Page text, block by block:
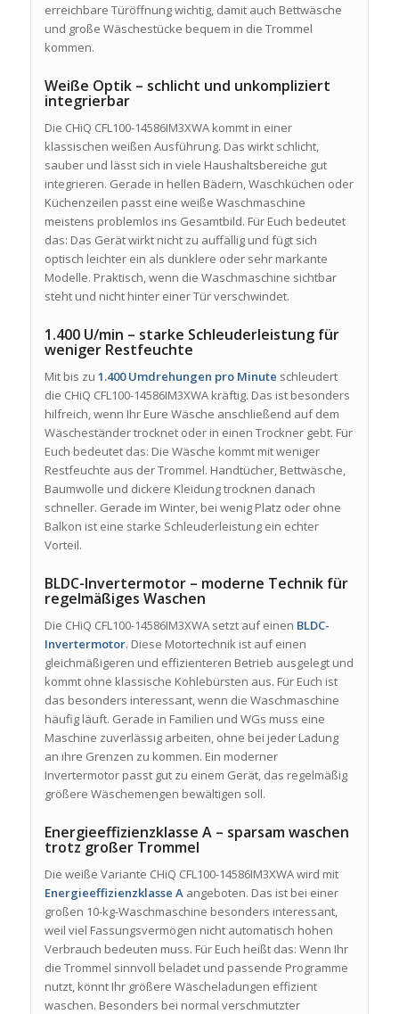
erreichbare Türöffnung wichtig, damit auch Bettwäsche
und große Wäschestücke bequem in die Trommel
kommen.
Weiße Optik – schlicht und unkompliziert
integrierbar
Die CHiQ CFL100-14586IM3XWA kommt in einer
klassischen weißen Ausführung. Das wirkt schlicht,
sauber und lässt sich in viele Haushaltsbereiche gut
integrieren. Gerade in hellen Bädern, Waschküchen oder
Küchenzeilen passt eine weiße Waschmaschine
meistens problemlos ins Gesamtbild. Für Euch bedeutet
das: Das Gerät wirkt nicht zu auffällig und fügt sich
optisch leichter ein als dunklere oder sehr markante
Modelle. Praktisch, wenn die Waschmaschine sichtbar
steht und nicht hinter einer Tür verschwindet.
1.400 U/min – starke Schleuderleistung für
weniger Restfeuchte
Mit bis zu 1.400 Umdrehungen pro Minute schleudert
die CHiQ CFL100-14586IM3XWA kräftig. Das ist besonders
hilfreich, wenn Ihr Eure Wäsche anschließend auf dem
Wäscheständer trocknet oder in einen Trockner gebt. Für
Euch bedeutet das: Die Wäsche kommt mit weniger
Restfeuchte aus der Trommel. Handtücher, Bettwäsche,
Baumwolle und dickere Kleidung trocknen danach
schneller. Gerade im Winter, bei wenig Platz oder ohne
Balkon ist eine starke Schleuderleistung ein echter
Vorteil.
BLDC-Invertermotor – moderne Technik für
regelmäßiges Waschen
Die CHiQ CFL100-14586IM3XWA setzt auf einen BLDC-
Invertermotor. Diese Motortechnik ist auf einen
gleichmäßigeren und effizienteren Betrieb ausgelegt und
kommt ohne klassische Kohlebürsten aus. Für Euch ist
das besonders interessant, wenn die Waschmaschine
häufig läuft. Gerade in Familien und WGs muss eine
Maschine zuverlässig arbeiten, ohne bei jeder Ladung
an ihre Grenzen zu kommen. Ein moderner
Invertermotor passt gut zu einem Gerät, das regelmäßig
größere Wäschemengen bewältigen soll.
Energieeffizienzklasse A – sparsam waschen
trotz großer Trommel
Die weiße Variante CHiQ CFL100-14586IM3XWA wird mit
Energieeffizienzklasse Aangeboten. Das ist bei einer
großen 10-kg-Waschmaschine besonders interessant,
weil viel Fassungsvermögen nicht automatisch hohen
Verbrauch bedeuten muss. Für Euch heißt das: Wenn Ihr
die Trommel sinnvoll beladet und passende Programme
nutzt, könnt Ihr größere Wäscheladungen effizient
waschen. Besonders bei normal verschmutzter